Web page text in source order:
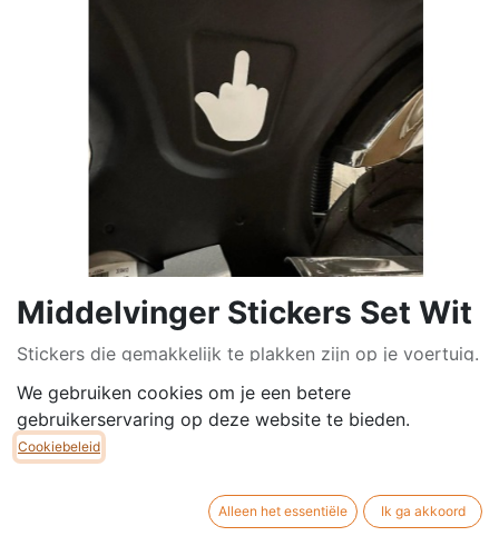
Middelvinger Stickers Set Wit
Stickers die gemakkelijk te plakken zijn op je voertuig.
Weerbestendig. 5cm B x 6cm H
€12,50
We gebruiken cookies om je een betere
gebruikerservaring op deze website te bieden.
Cookiebeleid
Alleen het essentiële Ik ga akkoord